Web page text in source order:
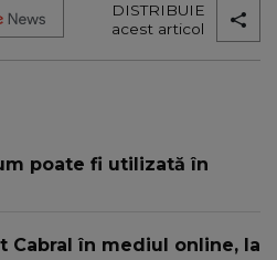
DISTRIBUIE
acest articol
poate fi utilizată în
Cabral în mediul online, la